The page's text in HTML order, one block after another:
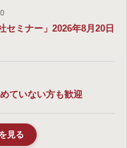
セミナー」2026年8月20日
ていない方も歓迎
見る